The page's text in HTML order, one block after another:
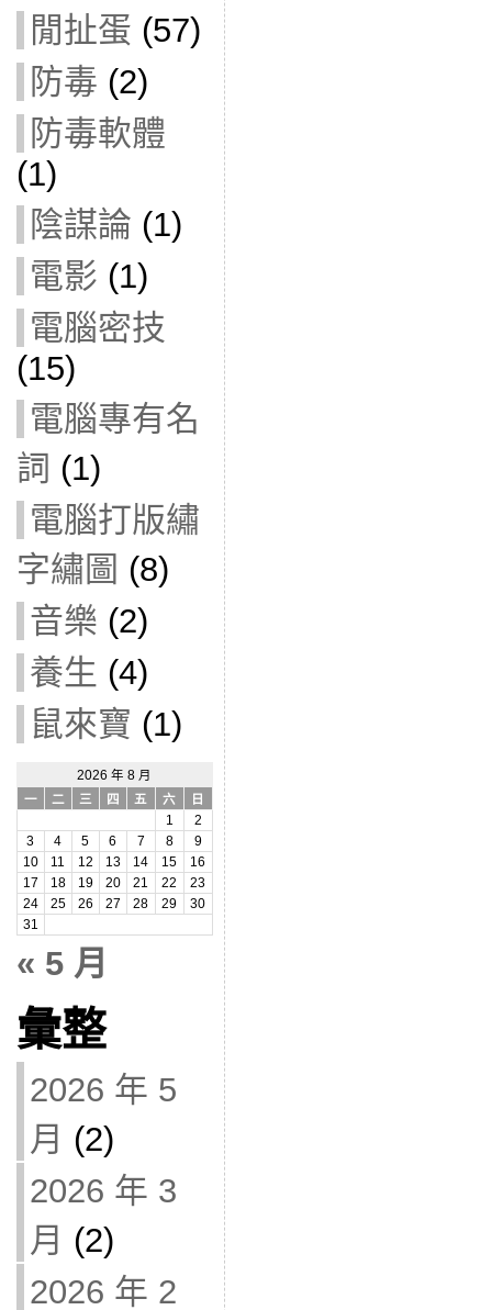
閒扯蛋 (57)
防毒 (2)
防毒軟體
(1)
陰謀論 (1)
電影 (1)
電腦密技
(15)
電腦專有名
詞 (1)
電腦打版繡
字繡圖 (8)
音樂 (2)
養生 (4)
鼠來寶 (1)
2026 年 8 月
一
二 三 四 五 六
日
1
2
3
4 5 6 7 8
9
10
11 12 13 14 15
16
17
18 19 20 21 22
23
24
25 26 27 28 29
30
31
« 5 月
彙整
2026 年 5
月 (2)
2026 年 3
月 (2)
2026 年 2